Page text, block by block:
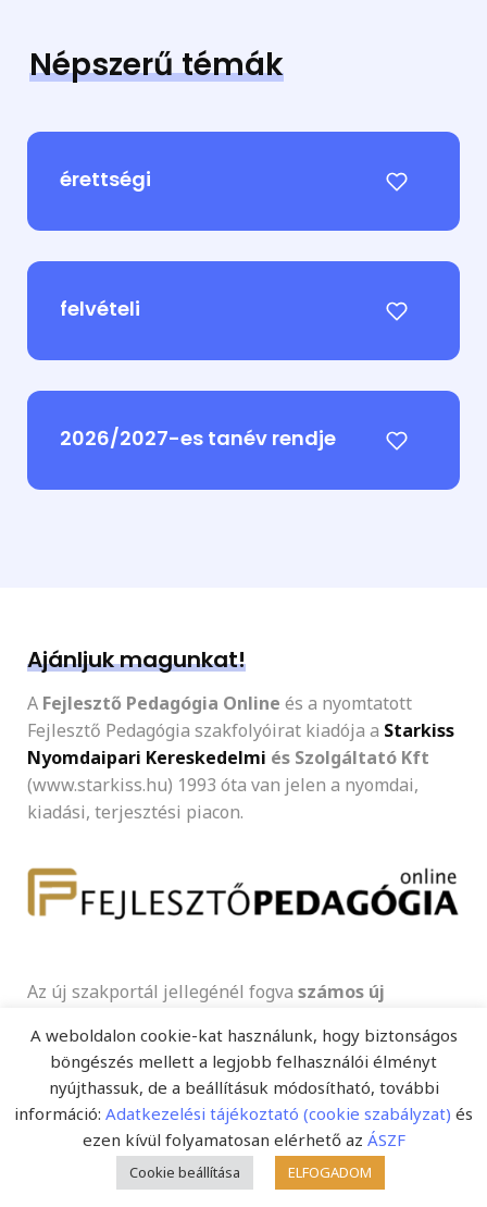
Népszerű témák
érettségi
felvételi
2026/2027-es tanév rendje
Ajánljuk magunkat!
A Fejlesztő Pedagógia Online és a nyomtatott
Fejlesztő Pedagógia szakfolyóirat kiadója a Starkiss
Nyomdaipari Kereskedelmi és Szolgáltató Kft
(www.starkiss.hu) 1993 óta van jelen a nyomdai,
kiadási, terjesztési piacon.
Az új szakportál jellegénél fogva számos új
kommunikációra, a megjelenésre a tanároknak,
egyetemi hallgatóknak, tanulóknak, szülőknek és
szakembereknek egyaránt a magyar oktatásügy
legkülönfélébb területeihez kapcsolódóan.
A weboldalon cookie-kat használunk, hogy biztonságos
böngészés mellett a legjobb felhasználói élményt
nyújthassuk, de a beállításuk módosítható, további
információ: Adatkezelési tájékoztató (cookie szabályzat) és
ezen kívül folyamatosan elérhető az ÁSZF
Cookie beállítása ELFOGADOM